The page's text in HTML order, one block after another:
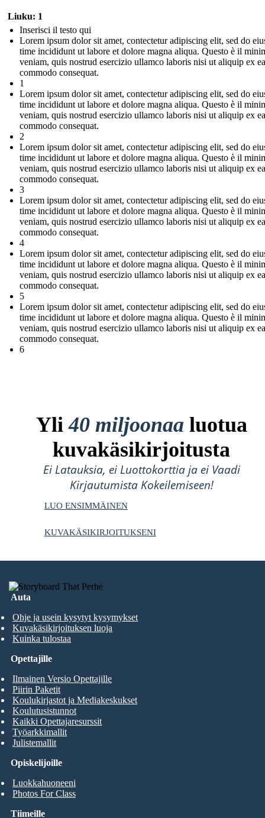
Liuku: 1
Inserisci il testo qui
Lorem ipsum dolor sit amet, contectetur adipiscing elit, sed do
time incididunt ut labore et dolore magna aliqua. Questo è il
veniam, quis nostrud esercizio ullamco laboris nisi ut aliquip ex ea
commodo consequat.
1
Lorem ipsum dolor sit amet, contectetur adipiscing elit, sed do
time incididunt ut labore et dolore magna aliqua. Questo è il
veniam, quis nostrud esercizio ullamco laboris nisi ut aliquip ex ea
commodo consequat.
2
Lorem ipsum dolor sit amet, contectetur adipiscing elit, sed do
time incididunt ut labore et dolore magna aliqua. Questo è il
veniam, quis nostrud esercizio ullamco laboris nisi ut aliquip ex ea
commodo consequat.
3
Lorem ipsum dolor sit amet, contectetur adipiscing elit, sed do
time incididunt ut labore et dolore magna aliqua. Questo è il
veniam, quis nostrud esercizio ullamco laboris nisi ut aliquip ex ea
commodo consequat.
4
Lorem ipsum dolor sit amet, contectetur adipiscing elit, sed do
time incididunt ut labore et dolore magna aliqua. Questo è il
veniam, quis nostrud esercizio ullamco laboris nisi ut aliquip ex ea
commodo consequat.
5
Lorem ipsum dolor sit amet, contectetur adipiscing elit, sed do
time incididunt ut labore et dolore magna aliqua. Questo è il
veniam, quis nostrud esercizio ullamco laboris nisi ut aliquip ex ea
commodo consequat.
6
Yli40 miljoonaa luotua
kuvakäsikirjoitusta
Ei Latauksia, ei Luottokorttia ja ei Vaadi
Kirjautumista Kokeilemiseen!
LUO ENSIMMÄINEN
KUVAKÄSIKIRJOITUKSENI
Auta
Ohje ja usein kysytyt kysymykset
Kuvakäsikirjoituksen luoja
Kuinka tulostaa
Opiskelijoille
Luokkahuoneeni
Photos For Class
Opettajille
Ilmainen Versio Opettajille
Piirin Paketit
Koulukirjastot ja Mediakeskukset
Koulutusistunnot
Kaikki Opettajaresurssit
Työarkkimallit
Julistemallit
Tiimeille